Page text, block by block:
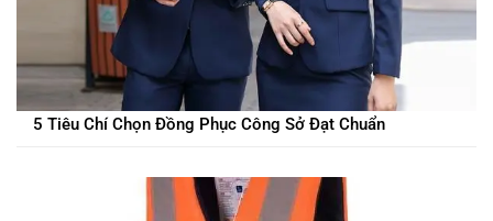
5 Tiêu Chí Chọn Đồng Phục Công Sở Đạt Chuẩn